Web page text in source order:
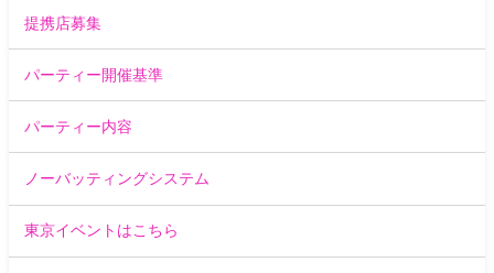
提携店募集
パーティー開催基準
パーティー内容
ノーバッティングシステム
東京イベントはこちら